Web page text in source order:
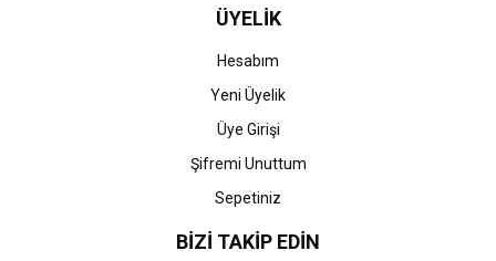
ÜYELİK
Hesabım
Yeni Üyelik
Üye Girişi
Şifremi Unuttum
Sepetiniz
BİZİ TAKİP EDİN